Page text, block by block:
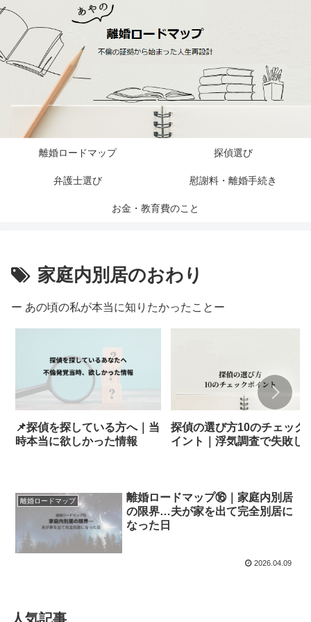
離婚ロードマップ 探偵選び
弁護士選び 慰謝料・離婚手続き
お金・教育費のこと
家庭内別居のおわり
ー あの頃の私が本当に知りたかったことー
📌探偵を探している方へ｜当
時本当に欲しかった情報
探偵の選び方10のチェック
イント｜浮気調査で失敗し
離婚ロードマップ
離婚ロードマップ⑯｜家庭内別居
の限界…夫が家を出て完全別居に
なった日
2026.04.09
人気記事